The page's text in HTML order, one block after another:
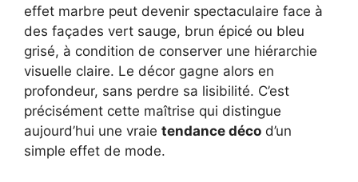
effet marbre peut devenir spectaculaire face à
des façades vert sauge, brun épicé ou bleu
grisé, à condition de conserver une hiérarchie
visuelle claire. Le décor gagne alors en
profondeur, sans perdre sa lisibilité. C’est
précisément cette maîtrise qui distingue
aujourd’hui une vraie tendance déco d’un
simple effet de mode.